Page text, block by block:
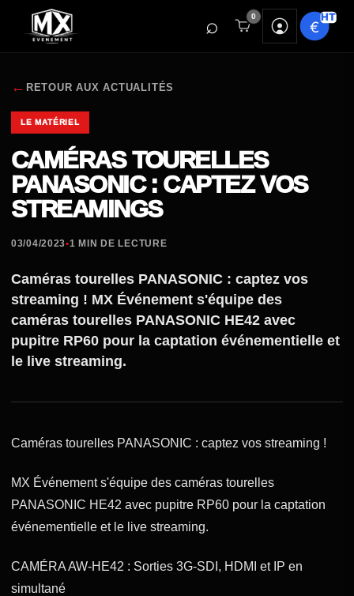
0
← RETOUR AUX ACTUALITÉS
LE MATÉRIEL
CAMÉRAS TOURELLES
PANASONIC : CAPTEZ VOS
STREAMINGS
03/04/2023•1 MIN DE LECTURE
Caméras tourelles PANASONIC : captez vos
streaming ! MX Événement s'équipe des
caméras tourelles PANASONIC HE42 avec
pupitre RP60 pour la captation événementielle et
le live streaming.
Caméras tourelles PANASONIC : captez vos streaming !
MX Événement s'équipe des caméras tourelles
PANASONIC HE42 avec pupitre RP60 pour la captation
événementielle et le live streaming.
CAMÉRA AW-HE42 : Sorties 3G-SDI, HDMI et IP en
simultané